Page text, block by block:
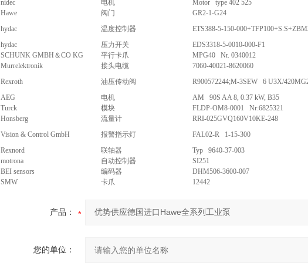
nidec
电机
Motor type 402 525
Hawe
阀门
GR2-1-G24
hydac
温度控制器
ETS388-5-150-
hydac
压力开关
EDS3318-5-0010-000-F1
SCHUNK GMBH＆CO KG
平行卡爪
MPG40 Nr. 0340012
Murrelektronik
接头电缆
7060-40021-8620060
Rexroth
油压传动阀
R900572244;M-3SEW 6 U3X/
AEG
电机
AM 90S AA 8, 0.37 kW, B35
Turck
模块
FLDP-OM8-0001 Nr:6825321
Honsberg
流量计
RRI-025GVQ160V10KE-248
Vision & Control GmbH
报警指示灯
FAL02-R 1-15-300
Rexnord
联轴器
Typ 9640-37-003
motrona
自动控制器
SI251
BEI sensors
编码器
DHM506-3600-007
SMW
卡爪 12442
产品：
您的单位：